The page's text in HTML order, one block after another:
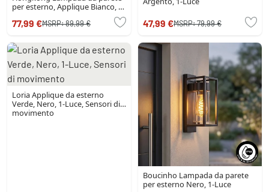
per esterno, Applique Bianco, 1-
77,99 €MSRP:89,99 € 47,99 €MSRP:79,99 €
Loria Applique da esterno
Verde, Nero, 1-Luce, Sensori di
movimento
Boucinho Lampada da parete
per esterno Nero, 1-Luce